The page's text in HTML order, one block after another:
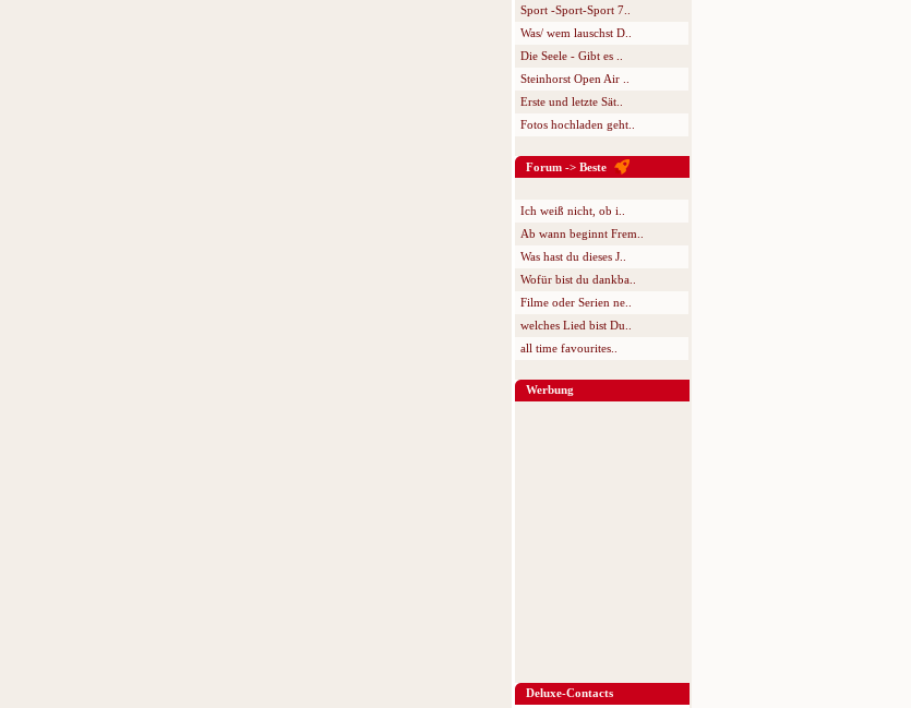
Sport -Sport-Sport 7..
Was/ wem lauschst D..
Die Seele - Gibt es ..
Steinhorst Open Air ..
Erste und letzte Sät..
Fotos hochladen geht..
Forum -> Beste
Ich weiß nicht, ob i..
Ab wann beginnt Frem..
Was hast du dieses J..
Wofür bist du dankba..
Filme oder Serien ne..
welches Lied bist Du..
all time favourites..
Werbung
Deluxe-Contacts